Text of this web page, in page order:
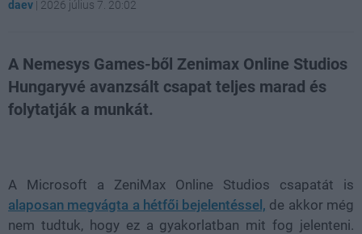
daev | 2026 július 7. 20:02
A Nemesys Games-ből Zenimax Online Studios
Hungaryvé avanzsált csapat teljes marad és
folytatják a munkát.
A Microsoft a ZeniMax Online Studios csapatát is
alaposan megvágta a hétfői bejelentéssel, de akkor még
nem tudtuk, hogy ez a gyakorlatban mit fog jelenteni.